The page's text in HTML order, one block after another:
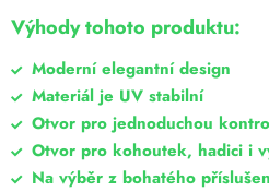
Výhody tohoto produktu:
Moderní elegantní design
Materiál je UV stabilní
Otvor pro jednoduchou
Otvor pro kohoutek, hadici i
Na výběr z bohatého